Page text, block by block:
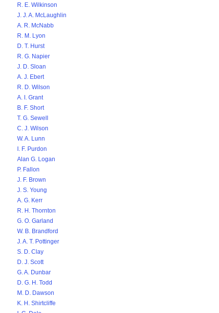
R. E. Wilkinson
J. J. A. McLaughlin
A. R. McNabb
R. M. Lyon
D. T. Hurst
R. G. Napier
J. D. Sloan
A. J. Ebert
R. D. Wilson
A. I. Grant
B. F. Short
T. G. Sewell
C. J. Wilson
W. A. Lunn
I. F. Purdon
Alan G. Logan
P. Fallon
J. F. Brown
J. S. Young
A. G. Kerr
R. H. Thornton
G. O. Garland
W. B. Brandford
J. A. T. Pottinger
S. D. Clay
D. J. Scott
G. A. Dunbar
D. G. H. Todd
M. D. Dawson
K. H. Shirtcliffe